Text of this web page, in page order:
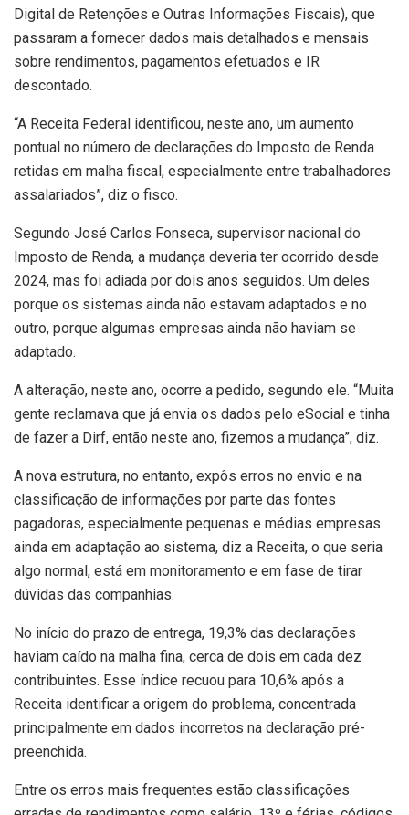
Digital de Retenções e Outras Informações Fiscais), que
passaram a fornecer dados mais detalhados e mensais
sobre rendimentos, pagamentos efetuados e IR
descontado.
“A Receita Federal identificou, neste ano, um aumento
pontual no número de declarações do Imposto de Renda
retidas em malha fiscal, especialmente entre trabalhadores
assalariados”, diz o fisco.
Segundo José Carlos Fonseca, supervisor nacional do
Imposto de Renda, a mudança deveria ter ocorrido desde
2024, mas foi adiada por dois anos seguidos. Um deles
porque os sistemas ainda não estavam adaptados e no
outro, porque algumas empresas ainda não haviam se
adaptado.
A alteração, neste ano, ocorre a pedido, segundo ele. “Muita
gente reclamava que já envia os dados pelo eSocial e tinha
de fazer a Dirf, então neste ano, fizemos a mudança”, diz.
A nova estrutura, no entanto, expôs erros no envio e na
classificação de informações por parte das fontes
pagadoras, especialmente pequenas e médias empresas
ainda em adaptação ao sistema, diz a Receita, o que seria
algo normal, está em monitoramento e em fase de tirar
dúvidas das companhias.
No início do prazo de entrega, 19,3% das declarações
haviam caído na malha fina, cerca de dois em cada dez
contribuintes. Esse índice recuou para 10,6% após a
Receita identificar a origem do problema, concentrada
principalmente em dados incorretos na declaração pré-
preenchida.
Entre os erros mais frequentes estão classificações